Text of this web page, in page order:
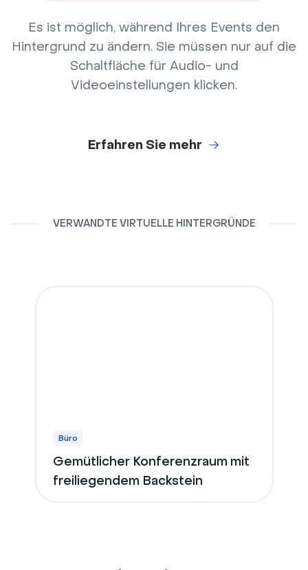
Es ist möglich, während Ihres Events den
Hintergrund zu ändern. Sie müssen nur auf die
Schaltfläche für Audio- und
Videoeinstellungen klicken.
Erfahren Sie mehr
VERWANDTE VIRTUELLE HINTERGRÜNDE
Büro
Gemütlicher Konferenzraum mit
freiliegendem Backstein